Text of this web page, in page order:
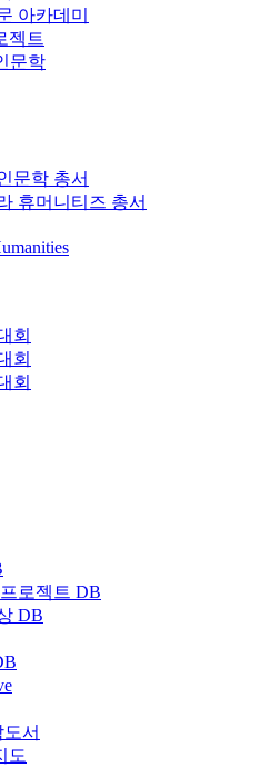
아카데미
젝트
문학
문학 총서
휴머니티즈 총서
회
회
회
로젝트 DB
DB
서
도